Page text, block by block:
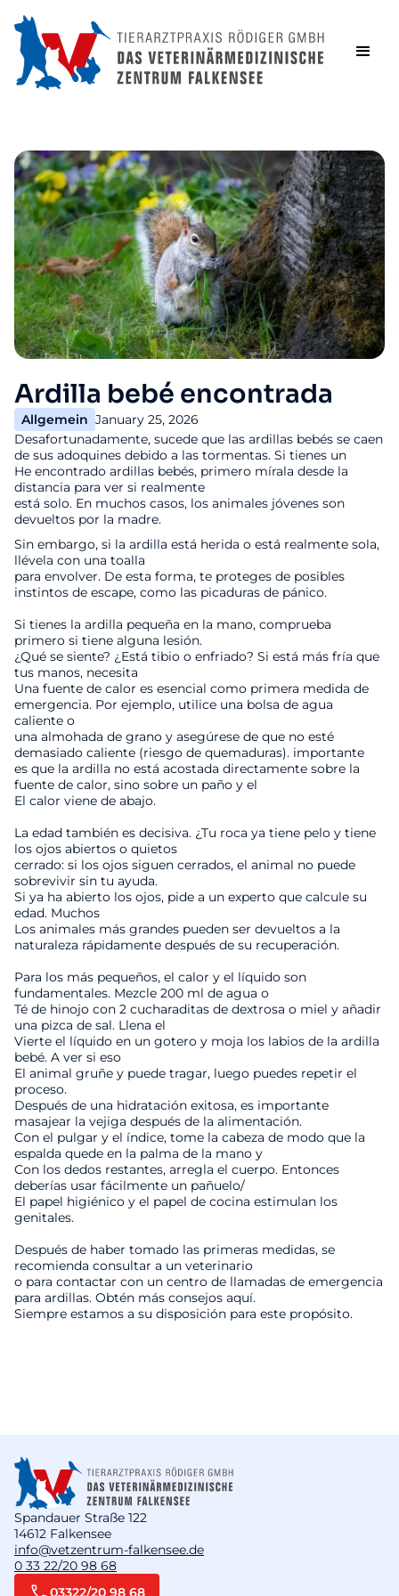
Ardilla bebé encontrada
Allgemein January 25, 2026
Desafortunadamente, sucede que las ardillas bebés se caen
de sus adoquines debido a las tormentas. Si tienes un
He encontrado ardillas bebés, primero mírala desde la
distancia para ver si realmente
está solo. En muchos casos, los animales jóvenes son
devueltos por la madre.
Sin embargo, si la ardilla está herida o está realmente sola,
llévela con una toalla
para envolver. De esta forma, te proteges de posibles
instintos de escape, como las picaduras de pánico.
Si tienes la ardilla pequeña en la mano, comprueba
primero si tiene alguna lesión.
¿Qué se siente? ¿Está tibio o enfriado? Si está más fría que
tus manos, necesita
Una fuente de calor es esencial como primera medida de
emergencia. Por ejemplo, utilice una bolsa de agua
caliente o
una almohada de grano y asegúrese de que no esté
demasiado caliente (riesgo de quemaduras). importante
es que la ardilla no está acostada directamente sobre la
fuente de calor, sino sobre un paño y el
El calor viene de abajo.
La edad también es decisiva. ¿Tu roca ya tiene pelo y tiene
los ojos abiertos o quietos
cerrado: si los ojos siguen cerrados, el animal no puede
sobrevivir sin tu ayuda.
Si ya ha abierto los ojos, pide a un experto que calcule su
edad. Muchos
Los animales más grandes pueden ser devueltos a la
naturaleza rápidamente después de su recuperación.
Para los más pequeños, el calor y el líquido son
fundamentales. Mezcle 200 ml de agua o
Té de hinojo con 2 cucharaditas de dextrosa o miel y añadir
una pizca de sal. Llena el
Vierte el líquido en un gotero y moja los labios de la ardilla
bebé. A ver si eso
El animal gruñe y puede tragar, luego puedes repetir el
proceso.
Después de una hidratación exitosa, es importante
masajear la vejiga después de la alimentación.
Con el pulgar y el índice, tome la cabeza de modo que la
espalda quede en la palma de la mano y
Con los dedos restantes, arregla el cuerpo. Entonces
deberías usar fácilmente un pañuelo/
El papel higiénico y el papel de cocina estimulan los
genitales.
Después de haber tomado las primeras medidas, se
recomienda consultar a un veterinario
o para contactar con un centro de llamadas de emergencia
para ardillas. Obtén más consejos aquí.
Siempre estamos a su disposición para este propósito.
Spandauer Straße 122
14612 Falkensee
info@vetzentrum-falkensee.de
0 33 22/20 98 68
03322/20 98 68